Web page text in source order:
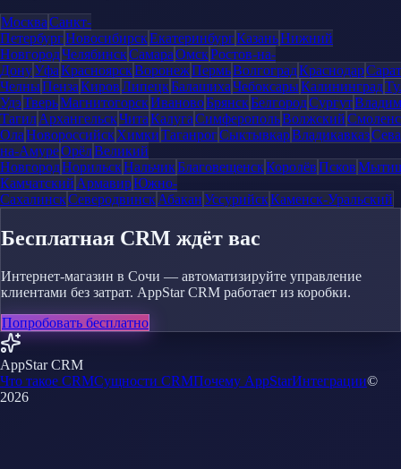
МоскваСанкт-
ПетербургНовосибирскЕкатеринбургКазаньНижний
НовгородЧелябинскСамараОмскРостов-на-
ДонуУфаКрасноярскВоронежПермьВолгоградКраснодар
ЧелныПензаКировЛипецкБалашихаЧебоксарыКалининград
УдэТверьМагнитогорскИвановоБрянскБелгородСургут
ТагилАрхангельскЧитаКалугаСимферопольВолжский
ОлаНовороссийскХимкиТаганрогСыктывкарВладикавказ
на-АмуреОрёлВеликий
НовгородНорильскНальчикБлаговещенскКоролёвПсков
Камчатский АрмавирЮжно-
СахалинскСеверодвинскАбаканУссурийскКаменск-Уральский
Бесплатная CRM ждёт вас
Интернет-магазин в Сочи — автоматизируйте управление
клиентами без затрат. AppStar CRM работает из коробки.
Попробовать бесплатно
AppStar CRM
Что такое CRMСущности CRMПочему AppStarИнтеграции©
2026